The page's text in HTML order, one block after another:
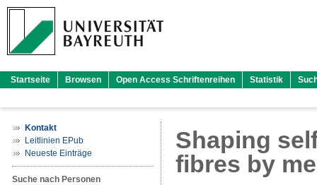
Startseite Browsen Open Access Schriftenreihen Statistik
Kontakt
Leitlinien EPub
Neueste Einträge
Suche nach Personen
Shaping
fibres by